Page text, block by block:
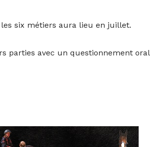
six métiers aura lieu en juillet.
parties avec un questionnement